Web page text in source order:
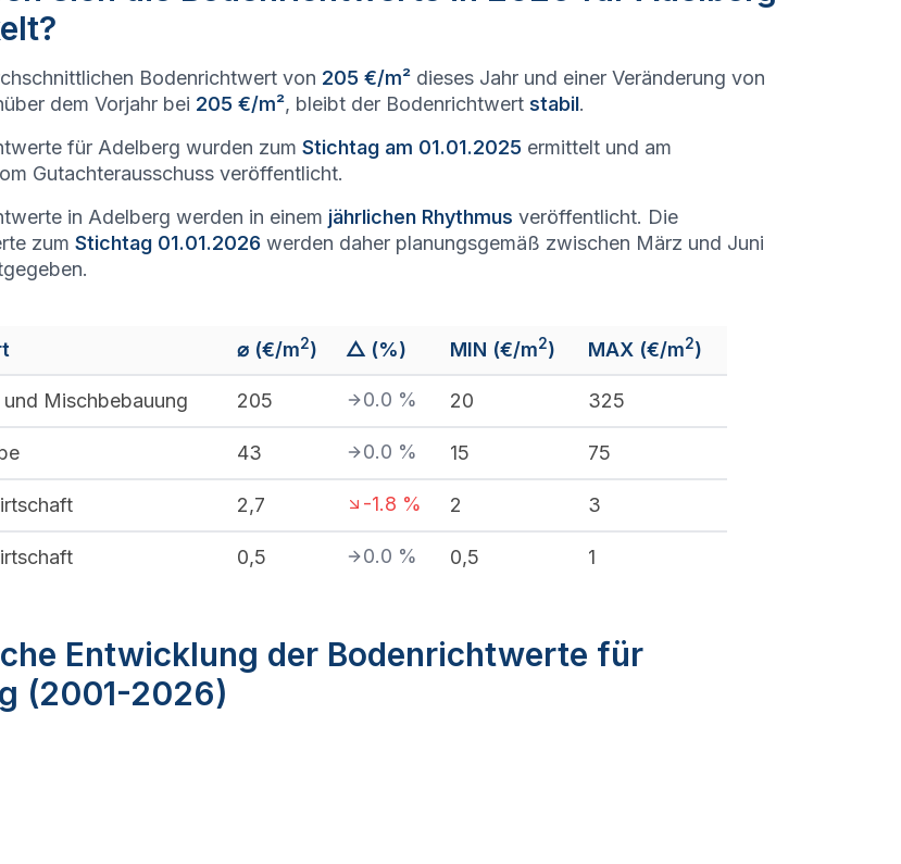
Bodenrichtwert von 205 €/m² dieses Jahr und einer Veränderung von
dem Vorjahr bei 205 €/m², bleibt der Bodenrichtwert stabil.
für Adelberg wurden zum Stichtag am 01.01.2025 ermittelt und am
Gutachterausschuss veröffentlicht.
in Adelberg werden in einem jährlichen Rhythmus veröffentlicht. Die
zum Stichtag 01.01.2026 werden daher planungsgemäß zwischen März und Juni
⌀ (€/m2) △ (%) MIN (€/m2) MAX (€/m2)
Mischbebauung 205 0.0 % 20 325
43 0.0 % 15 75
2,7 -1.8 % 2 3
0,5 0.0 % 0,5 1
Entwicklung der Bodenrichtwerte für
(2001-2026)